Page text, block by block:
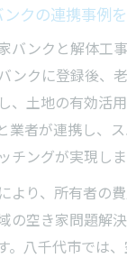
クの連携事例
バンクと解体工
ンクに登録後、
、土地の有効活
業者が連携し、
チングが実現しま
より、所有者の
の空き家問題解
。八千代市では